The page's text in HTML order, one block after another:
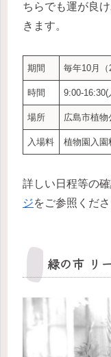
ちらでも運が良
きます。
期間 毎年10月（
時間 9:00-
場所 広島市植
入場料 植物園入園
詳しい日程等の
ジをご参照くださ
緑の市 リ